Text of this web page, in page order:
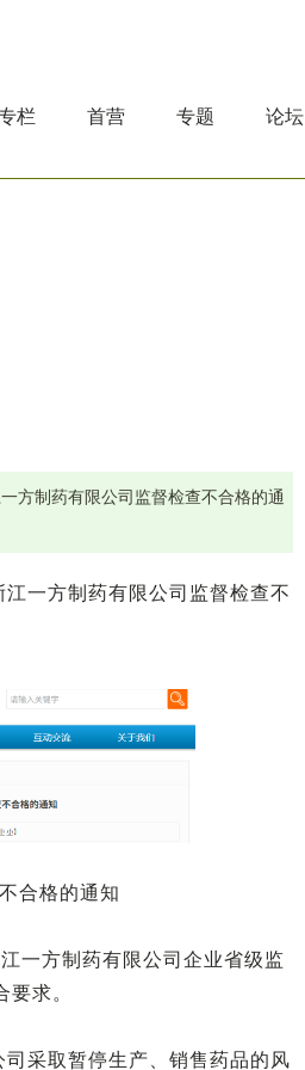
栏 首营 专题 论坛
方制药有限公司监督检查不合格的通
一方制药有限公司监督检查不
合格的通知
一方制药有限公司企业省级监
求。
采取暂停生产、销售药品的风